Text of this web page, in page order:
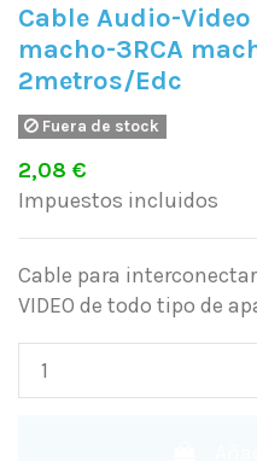
Cable Audio-Video
macho-3RCA
2metros/Edc
Fuera de stock
2,08 €
Impuestos incluidos
Cable para interconectar
VIDEO de todo tipo de